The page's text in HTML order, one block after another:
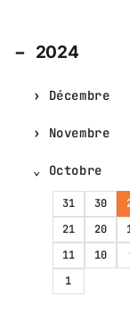
2024
Décembre
Novembre
Octobre
31 30
21
20
11
10
1